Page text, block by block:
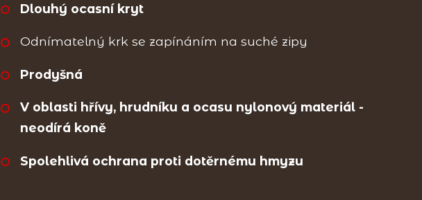
Dlouhý ocasní kryt
Odnímatelný krk se zapínáním na suché zipy
Prodyšná
V oblasti hřívy, hrudníku a ocasu nylonový materiál -
neodírá koně
Spolehlivá ochrana proti dotěrnému hmyzu